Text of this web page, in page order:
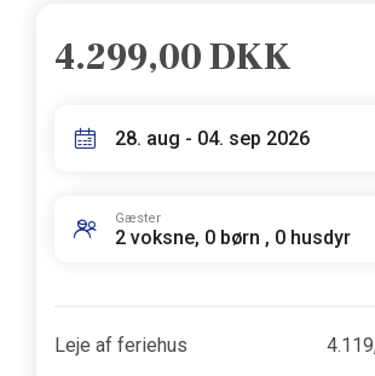
4.299,00 DKK
28. aug - 04. sep 2026
Gæster
2 voksne, 0 børn , 0 husdyr
Leje af feriehus